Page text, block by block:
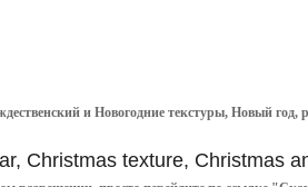
и Новогодние текстуры, Новый год,
Christmas texture, Christmas